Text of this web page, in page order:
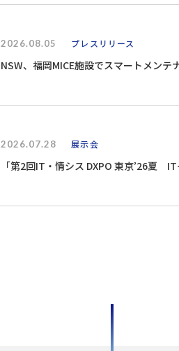
2026.08.05 プレスリリース
NSW、福岡MICE施設でスマートメン
2026.07.28 展示会
「第2回IT・情シス DXPO 東京’26夏